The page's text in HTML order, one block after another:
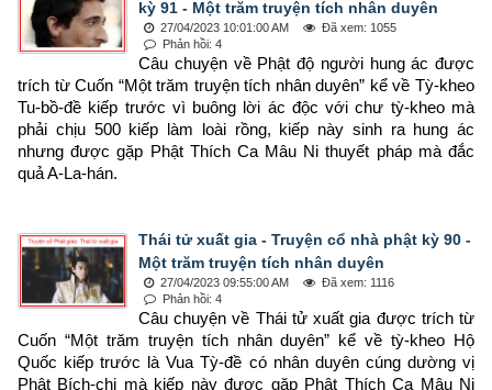
kỳ 91 - Một trăm truyện tích nhân duyên
27/04/2023 10:01:00 AM
Đã xem: 1055
Phản hồi: 4
Câu chuyện về Phật độ người hung ác được
trích từ Cuốn “Một trăm truyện tích nhân duyên” kể về Tỳ-kheo
Tu-bồ-đề kiếp trước vì buông lời ác độc với chư tỳ-kheo mà
phải chịu 500 kiếp làm loài rồng, kiếp này sinh ra hung ác
nhưng được gặp Phật Thích Ca Mâu Ni thuyết pháp mà đắc
quả A-La-hán.
Thái tử xuất gia - Truyện cổ nhà phật kỳ 90 -
Một trăm truyện tích nhân duyên
27/04/2023 09:55:00 AM
Đã xem: 1116
Phản hồi: 4
Câu chuyện về Thái tử xuất gia được trích từ
Cuốn “Một trăm truyện tích nhân duyên” kể về tỳ-kheo Hộ
Quốc kiếp trước là Vua Tỳ-đề có nhân duyên cúng dường vị
Phật Bích-chi mà kiếp này được gặp Phật Thích Ca Mâu Ni